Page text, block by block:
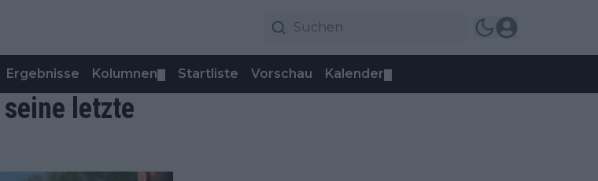
Ergebnisse Kolumnen Startliste Vorschau Kalender
letzte